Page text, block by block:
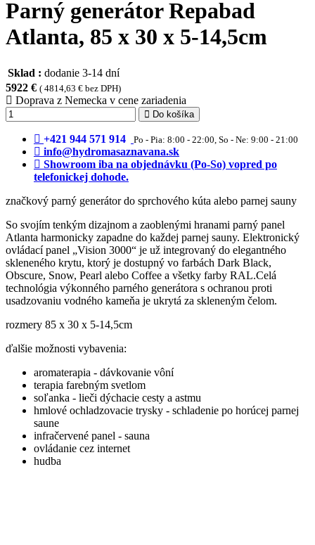
Parný generátor Repabad
Atlanta, 85 x 30 x 5-14,5cm
Sklad : dodanie 3-14 dní
5922 € ( 4814,63 € bez DPH)
Doprava z Nemecka v cene zariadenia
Do košíka
+421 944 571 914 Po - Pia: 8:00 - 22:00, So - Ne: 9:00 - 21:00
info@hydromasaznavana.sk
Showroom iba na objednávku (Po-So) vopred po
telefonickej dohode.
značkový parný generátor do sprchového kúta alebo parnej sauny
So svojím tenkým dizajnom a zaoblenými hranami parný panel
Atlanta harmonicky zapadne do každej parnej sauny. Elektronický
ovládací panel „Vision 3000“ je už integrovaný do elegantného
skleneného krytu, ktorý je dostupný vo farbách Dark Black,
Obscure, Snow, Pearl alebo Coffee a všetky farby RAL.Celá
technológia výkonného parného generátora s ochranou proti
usadzovaniu vodného kameňa je ukrytá za skleneným čelom.
rozmery 85 x 30 x 5-14,5cm
ďalšie možnosti vybavenia:
aromaterapia - dávkovanie vôní
terapia farebným svetlom
soľanka - lieči dýchacie cesty a astmu
hmlové ochladzovacie trysky - schladenie po horúcej parnej
saune
infračervené panel - sauna
ovládanie cez internet
hudba